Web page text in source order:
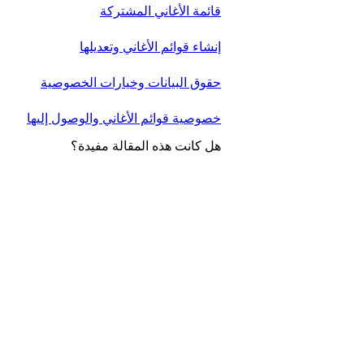
قائمة الأغاني المشتركة
إنشاء قوائم الأغاني وتعديلها
حقوق البيانات وخيارات الخصوصية
خصوصية قوائم الأغاني والوصول إليها
هل كانت هذه المقالة مفيدة؟